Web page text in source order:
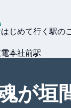
はじめて行く駅の
電本社前駅
が垣